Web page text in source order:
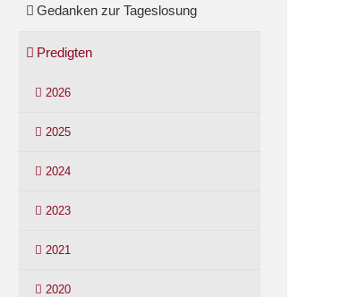
Gedanken zur Tageslosung
Predigten
2026
2025
2024
2023
2021
2020